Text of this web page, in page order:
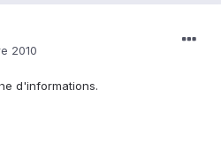
2010
d'informations.